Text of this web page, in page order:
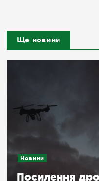
Ще новини
Новини
Посилення